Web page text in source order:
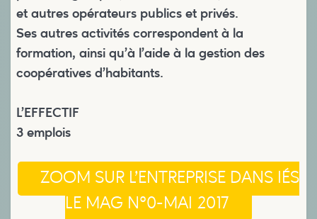
et autres opérateurs publics et privés.
Ses autres activités correspondent à la
formation, ainsi qu’à l’aide à la gestion des
coopératives d’habitants.
L’EFFECTIF
3 emplois
ZOOM SUR L’ENTREPRISE DANS IÉS
LE MAG N°0-MAI 2017